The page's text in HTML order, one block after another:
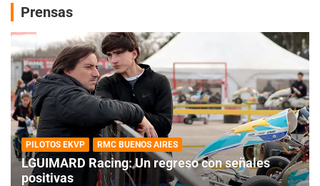
Prensas
PILOTOS EKVP RMC BUENOS AIRES
LGUIMARD Racing: Un regreso con señales
positivas